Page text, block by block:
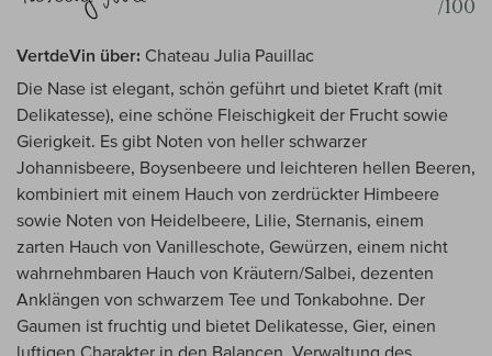
/100
VertdeVin über: Chateau Julia Pauillac
Die Nase ist elegant, schön geführt und bietet Kraft (mit
Delikatesse), eine schöne Fleischigkeit der Frucht sowie
Gierigkeit. Es gibt Noten von heller schwarzer
Johannisbeere, Boysenbeere und leichteren hellen Beeren,
kombiniert mit einem Hauch von zerdrückter Himbeere
sowie Noten von Heidelbeere, Lilie, Sternanis, einem
zarten Hauch von Vanilleschote, Gewürzen, einem nicht
wahrnehmbaren Hauch von Kräutern/Salbei, dezenten
Anklängen von schwarzem Tee und Tonkabohne. Der
Gaumen ist fruchtig und bietet Delikatesse, Gier, einen
luftigen Charakter in den Balancen, Verwaltung des